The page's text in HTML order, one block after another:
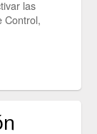
las
Control,